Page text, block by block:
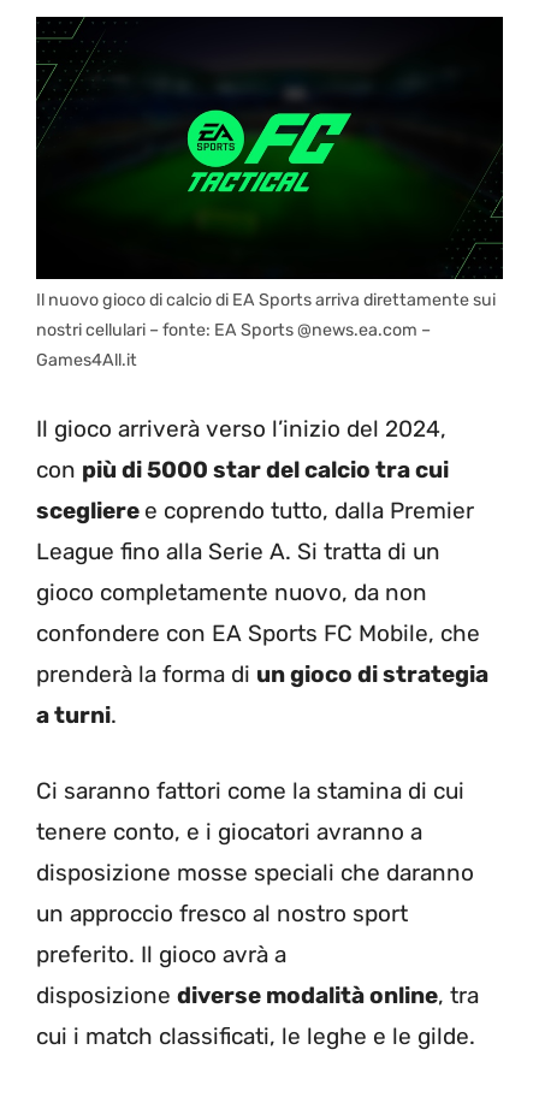
Il nuovo gioco di calcio di EA Sports arriva direttamente sui
nostri cellulari – fonte: EA Sports @news.ea.com –
Games4All.it
Il gioco arriverà verso l’inizio del 2024,
con più di 5000 star del calcio tra cui
scegliere e coprendo tutto, dalla Premier
League fino alla Serie A. Si tratta di un
gioco completamente nuovo, da non
confondere con EA Sports FC Mobile, che
prenderà la forma di un gioco di strategia
a turni.
Ci saranno fattori come la stamina di cui
tenere conto, e i giocatori avranno a
disposizione mosse speciali che daranno
un approccio fresco al nostro sport
preferito. Il gioco avrà a
disposizione diverse modalità online, tra
cui i match classificati, le leghe e le gilde.